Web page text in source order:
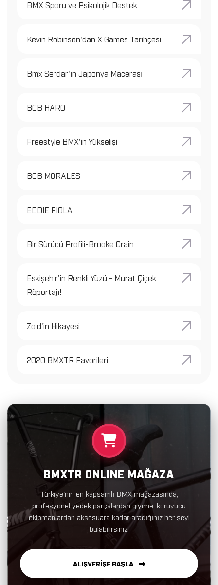
BMX Sporu ve Psikolojik Destek
Kevin Robinson'dan X Games Tarihçesi
Bmx Serdar'ın Japonya Macerası
BOB HARO
Freestyle BMX'in Yükselişi
BOB MORALES
EDDIE FIOLA
Bir Sürücü Profili-Brooke Crain
Eskişehir'in Renkli Yüzü - Murat Çiçek
Röportajı!
Zoid'in Hikayesi
2020 BMXTR Favorileri
BMXTR ONLINE MAĞAZA
Türkiye'nin en kapsamlı BMX mağazasında;
profesyonel yedek parçalardan giyime, koruyucu
ekipmanlardan aksesuara kadar aradığınız her şeyi
bulabilirsiniz.
ALIŞVERİŞE BAŞLA